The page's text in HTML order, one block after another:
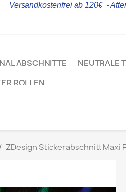
Versandkostenfrei ab 120€ -
ABSCHNITTE NEUTRALE
ROLLEN
ZDesign Stickerabschnitt Maxi